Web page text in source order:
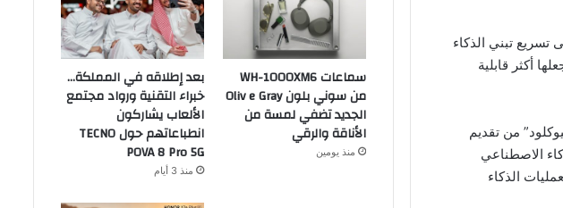
تبني الذكاء
أكثر قابلية
من تقديم
الاصطناعي
الذكاء
سماعات WH-1000XM6
من سوني بلون Oliv e Gray
الجديد تضفي لمسة من
الأناقة والرقي
منذ يومين
بعد إطلاقه في المملكة…
خبراء التقنية ورواد مجتمع
الألعاب يشاركون
انطباعاتهم حول TECNO
POVA 8 Pro 5G
منذ 3 أيام